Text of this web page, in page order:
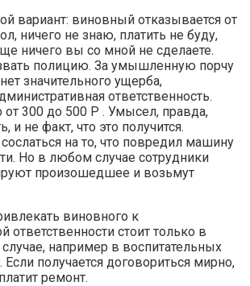
вариант: виновный отказывается от
ничего не знаю, платить не буду,
ничего вы со мной не сделаете.
полицию. За умышленную порчу
значительного ущерба,
ответственность.
300 до 500 Р . Умысел, правда,
и не факт, что это получится.
на то, что повредил машину
Но в любом случае сотрудники
произошедшее и возьмут
виновного к
ответственности стоит только в
например в воспитательных
Если получается договориться мирно,
ремонт.